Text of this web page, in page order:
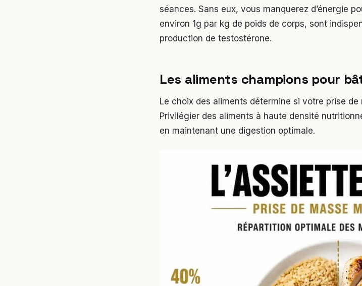
séances. Sans eux, vous manquerez d’énergie
environ 1g par kg de poids de corps, sont
production de testostérone.
Les aliments champions pour
Le choix des aliments détermine si votre prise
Privilégier des aliments à haute densité
en maintenant une digestion optimale.